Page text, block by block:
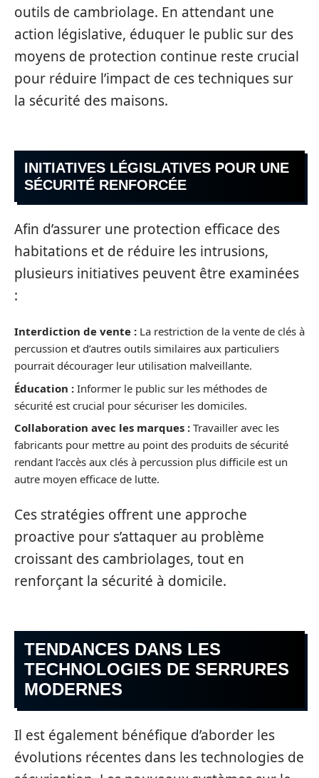
outils de cambriolage. En attendant une
action législative, éduquer le public sur des
moyens de protection continue reste crucial
pour réduire l’impact de ces techniques sur
la sécurité des maisons.
INITIATIVES LÉGISLATIVES POUR UNE
SÉCURITÉ RENFORCÉE
Afin d’assurer une protection efficace des
habitations et de réduire les intrusions,
plusieurs initiatives peuvent être examinées
:
Interdiction de vente : La restriction de la vente de clés à
percussion et d’autres outils similaires aux particuliers
pourrait décourager leur utilisation malveillante.
Éducation : Informer le public sur les méthodes de
sécurité est crucial pour sécuriser les domiciles.
Collaboration avec les marques : Travailler avec les
fabricants pour mettre au point des produits de sécurité
rendant l’accès aux clés à percussion plus difficile est un
autre moyen efficace de lutte.
Ces stratégies offrent une approche
proactive pour s’attaquer au problème
croissant des cambriolages, tout en
renforçant la sécurité à domicile.
TENDANCES DANS LES
TECHNOLOGIES DE SERRURES
MODERNES
Il est également bénéfique d’aborder les
évolutions récentes dans les technologies de